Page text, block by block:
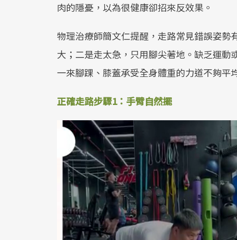
肉的隱憂，以為很健康卻招來反效果。
物理治療師簡文仁提醒，走路常見錯誤姿
大；二是走太急，只用腳尖著地。缺乏運
一來腳踝、膝蓋承受全身體重的力道不夠平
正確走路步驟1：手臂自然擺